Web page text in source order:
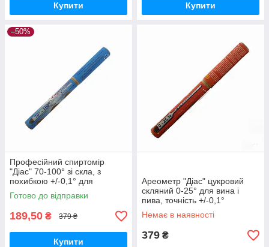
Купити Купити
–50%
Професійний спиртомір
"Діас" 70-100° зі скла, з
похибкою +/-0,1° для
вимірювання міцності
дистилятів
Готово до відправки
189,50 ₴ 379 ₴
Купити
Ареометр "Діас" цукровий
скляний 0-25° для вина і
пива, точність +/-0,1°
Немає в наявності
379 ₴